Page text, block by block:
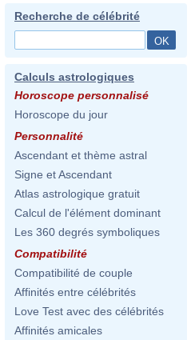
Recherche de célébrité
Calculs astrologiques
Horoscope personnalisé
Horoscope du jour
Personnalité
Ascendant et thème astral
Signe et Ascendant
Atlas astrologique gratuit
Calcul de l'élément dominant
Les 360 degrés symboliques
Compatibilité
Compatibilité de couple
Affinités entre célébrités
Love Test avec des célébrités
Affinités amicales